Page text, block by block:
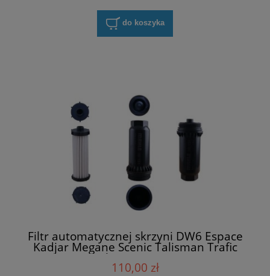
do koszyka
Filtr automatycznej skrzyni DW6 Espace
Kadjar Megane Scenic Talisman Trafic
Renault 152004740R (1)
110,00 zł